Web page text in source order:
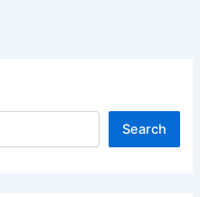
Search